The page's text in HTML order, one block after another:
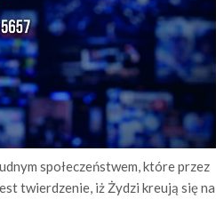
społeczeństwem, które przez
twierdzenie, iż Żydzi kreują się na